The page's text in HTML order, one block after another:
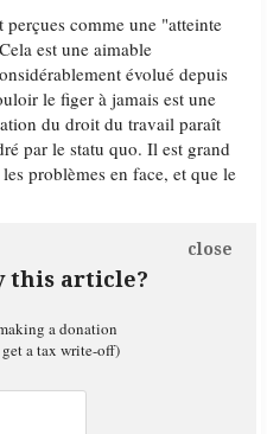
comme une "atteinte
est une aimable
évolué depuis
le figer à jamais est une
du droit du travail paraît
par le statu quo. Il est grand
problèmes en face, et que le
this article?
close
a donation
a tax write-off)